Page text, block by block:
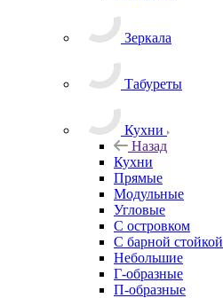
Зеркала
Табуреты
Кухни
Назад
Кухни
Прямые
Модульные
Угловые
С островком
С барной стойкой
Небольшие
Г-образные
П-образные